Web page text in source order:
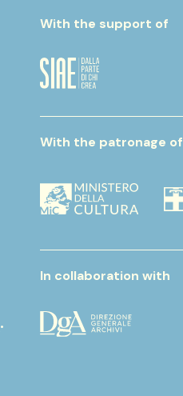
•
With the support of
With the patronage of
In collaboration with